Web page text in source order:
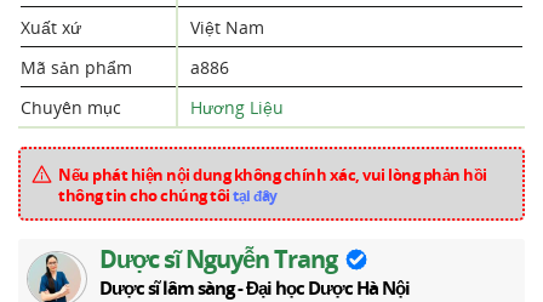
Xuất xứ
Việt Nam
Mã sản phẩm
a886
Chuyên mục
Hương Liệu
Nếu phát hiện nội dung không chính xác, vui lòng phản hồi
thông tin cho chúng tôitại đây
Dược sĩ Nguyễn Trang
Dược sĩ lâm sàng - Đại học Dược Hà Nội